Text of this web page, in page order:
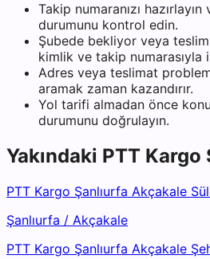
Takip numaranızı
durumunu kontrol edin.
Şubede bekliyor veya
kimlik ve takip numarasıyla
Adres veya teslimat
aramak zaman kazandırır.
Yol tarifi almadan önce
durumunu doğrulayın.
Yakındaki PTT Kargo
PTT Kargo Şanlıurfa Akçakale
Şanlıurfa / Akçakale
PTT Kargo Şanlıurfa Akçakale